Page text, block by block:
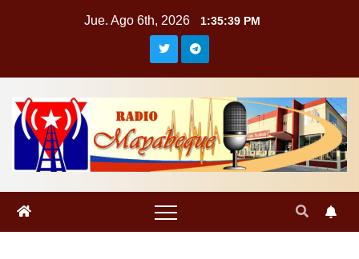
Jue. Ago 6th, 2026 1:35:40 PM